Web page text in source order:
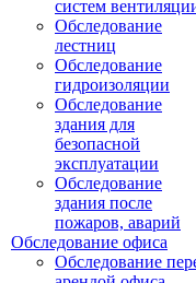
систем
Обследование
лестниц
Обследование
гидроизоляции
Обследование
здания для
безопасной
эксплуатации
Обследование
здания после
пожаров, аварий
Обследование офиса
Обследование